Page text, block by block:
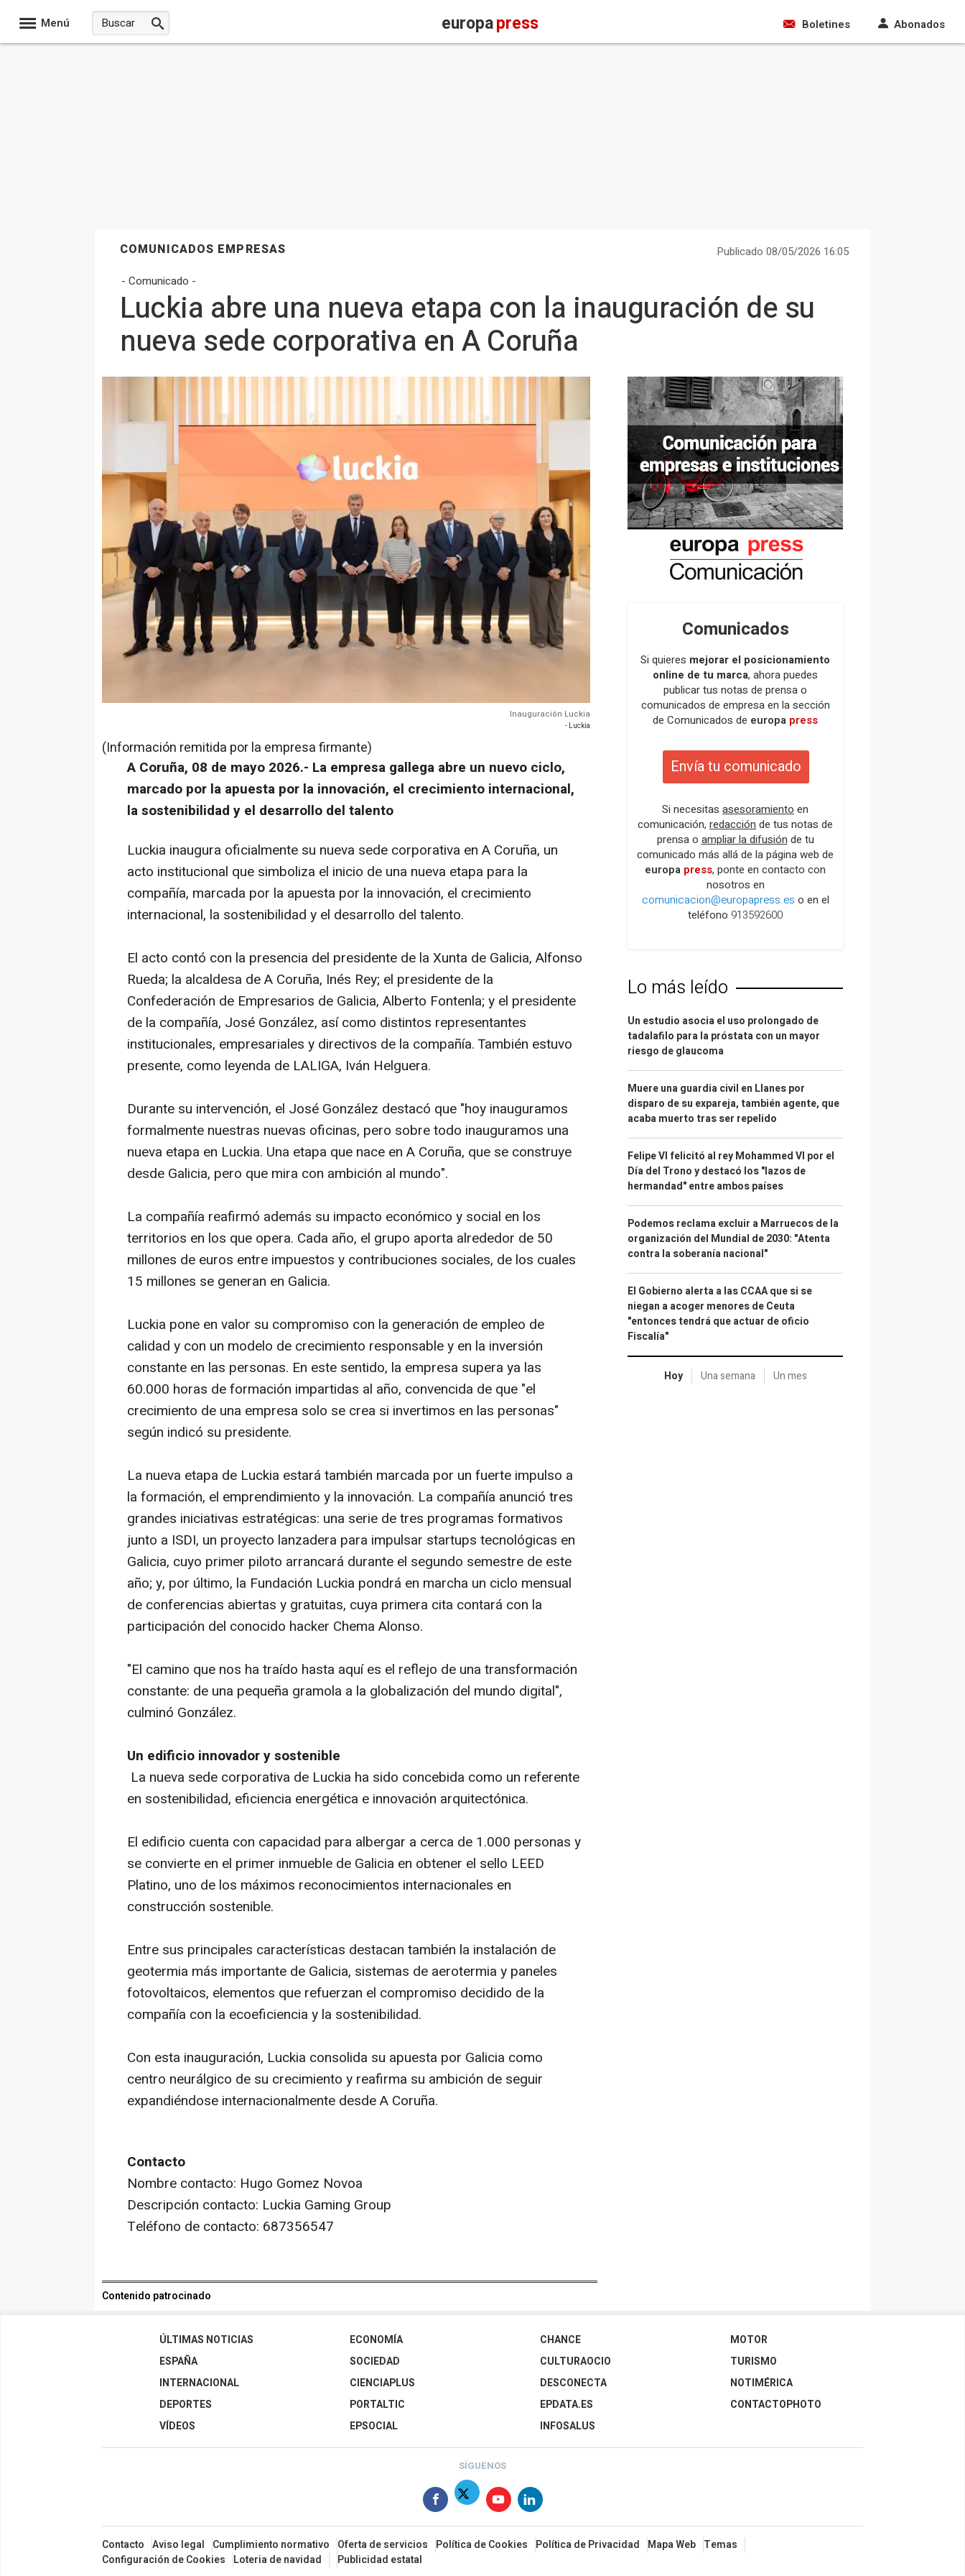
Menú europapress Boletines Abonados
COMUNICADOS EMPRESAS
Publicado 08/05/2026 16:05
- Comunicado -
Luckia abre una nueva etapa con la inauguración de su
nueva sede corporativa en A Coruña
Inauguración Luckia
- Luckia
(Información remitida por la empresa firmante)
A Coruña, 08 de mayo 2026.- La empresa gallega abre un nuevo ciclo,
marcado por la apuesta por la innovación, el crecimiento internacional,
la sostenibilidad y el desarrollo del talento
Luckia inaugura oficialmente su nueva sede corporativa en A Coruña, un
acto institucional que simboliza el inicio de una nueva etapa para la
compañía, marcada por la apuesta por la innovación, el crecimiento
internacional, la sostenibilidad y el desarrollo del talento.
El acto contó con la presencia del presidente de la Xunta de Galicia, Alfonso
Rueda; la alcaldesa de A Coruña, Inés Rey; el presidente de la
Confederación de Empresarios de Galicia, Alberto Fontenla; y el presidente
de la compañía, José González, así como distintos representantes
institucionales, empresariales y directivos de la compañía. También estuvo
presente, como leyenda de LALIGA, Iván Helguera.
Durante su intervención, el José González destacó que "hoy inauguramos
formalmente nuestras nuevas oficinas, pero sobre todo inauguramos una
nueva etapa en Luckia. Una etapa que nace en A Coruña, que se construye
desde Galicia, pero que mira con ambición al mundo".
La compañía reafirmó además su impacto económico y social en los
territorios en los que opera. Cada año, el grupo aporta alrededor de 50
millones de euros entre impuestos y contribuciones sociales, de los cuales
15 millones se generan en Galicia.
Luckia pone en valor su compromiso con la generación de empleo de
calidad y con un modelo de crecimiento responsable y en la inversión
constante en las personas. En este sentido, la empresa supera ya las
60.000 horas de formación impartidas al año, convencida de que "el
crecimiento de una empresa solo se crea si invertimos en las personas"
según indicó su presidente.
La nueva etapa de Luckia estará también marcada por un fuerte impulso a
la formación, el emprendimiento y la innovación. La compañía anunció tres
grandes iniciativas estratégicas: una serie de tres programas formativos
junto a ISDI, un proyecto lanzadera para impulsar startups tecnológicas en
Galicia, cuyo primer piloto arrancará durante el segundo semestre de este
año; y, por último, la Fundación Luckia pondrá en marcha un ciclo mensual
de conferencias abiertas y gratuitas, cuya primera cita contará con la
participación del conocido hacker Chema Alonso.
"El camino que nos ha traído hasta aquí es el reflejo de una transformación
constante: de una pequeña gramola a la globalización del mundo digital",
culminó González.
Un edificio innovador y sostenible
La nueva sede corporativa de Luckia ha sido concebida como un referente
en sostenibilidad, eficiencia energética e innovación arquitectónica.
El edificio cuenta con capacidad para albergar a cerca de 1.000 personas y
se convierte en el primer inmueble de Galicia en obtener el sello LEED
Platino, uno de los máximos reconocimientos internacionales en
construcción sostenible.
Entre sus principales características destacan también la instalación de
geotermia más importante de Galicia, sistemas de aerotermia y paneles
fotovoltaicos, elementos que refuerzan el compromiso decidido de la
compañía con la ecoeficiencia y la sostenibilidad.
Con esta inauguración, Luckia consolida su apuesta por Galicia como
centro neurálgico de su crecimiento y reafirma su ambición de seguir
expandiéndose internacionalmente desde A Coruña.
Contacto
Nombre contacto: Hugo Gomez Novoa
Descripción contacto: Luckia Gaming Group
Teléfono de contacto: 687356547
Contenido patrocinado
Comunicados
Si quieres mejorar el posicionamiento
online de tu marca, ahora puedes
publicar tus notas de prensa o
comunicados de empresa en la sección
de Comunicados de europa press
Envía tu comunicado
Si necesitas asesoramiento en
comunicación, redacción de tus notas de
prensa o ampliar la difusión de tu
comunicado más allá de la página web de
europa press, ponte en contacto con
nosotros en
comunicacion@europapress.es o en el
teléfono 913592600
Lo más leído
Un estudio asocia el uso prolongado de
tadalafilo para la próstata con un mayor
riesgo de glaucoma
Muere una guardia civil en Llanes por
disparo de su expareja, también agente, que
acaba muerto tras ser repelido
Felipe VI felicitó al rey Mohammed VI por el
Día del Trono y destacó los "lazos de
hermandad" entre ambos países
Podemos reclama excluir a Marruecos de la
organización del Mundial de 2030: "Atenta
contra la soberanía nacional"
El Gobierno alerta a las CCAA que si se
niegan a acoger menores de Ceuta
"entonces tendrá que actuar de oficio
Fiscalía"
Hoy Una semana Un mes
ÚLTIMAS NOTICIAS
ESPAÑA
INTERNACIONAL
DEPORTES
VÍDEOS
ECONOMÍA
SOCIEDAD
CIENCIAPLUS
PORTALTIC
EPSOCIAL
CHANCE
CULTURAOCIO
DESCONECTA
EPDATA.ES
INFOSALUS
MOTOR
TURISMO
NOTIMÉRICA
CONTACTOPHOTO
SÍGUENOS
Contacto Aviso legal Cumplimiento normativo Oferta de servicios Política de Cookies Política de Privacidad Mapa Web Temas
Configuración de Cookies
Loteria de navidad Publicidad estatal